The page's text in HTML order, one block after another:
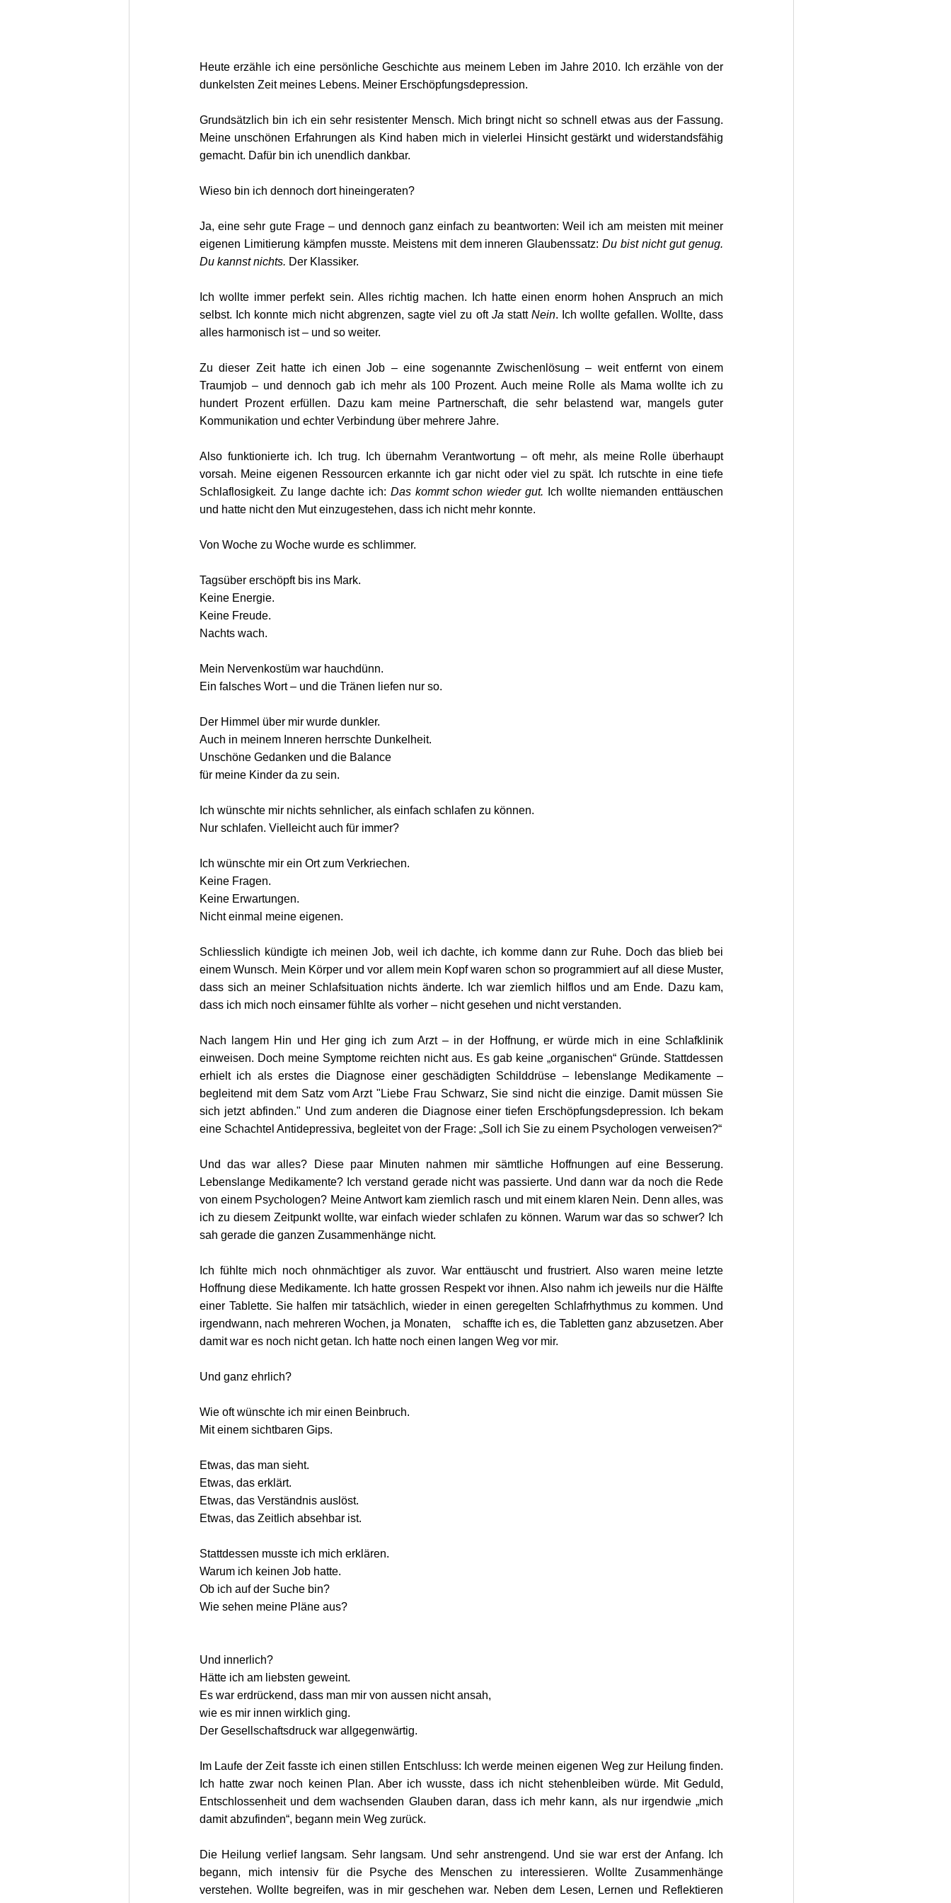
Heute erzähle ich eine persönliche Geschichte aus meinem Leben im Jahre 2010. Ich erzähle von der
dunkelsten Zeit meines Lebens. Meiner Erschöpfungsdepression.
Grundsätzlich bin ich ein sehr resistenter Mensch. Mich bringt nicht so schnell etwas aus der Fassung.
Meine unschönen Erfahrungen als Kind haben mich in vielerlei Hinsicht gestärkt und widerstandsfähig
gemacht. Dafür bin ich unendlich dankbar.
Wieso bin ich dennoch dort hineingeraten?
Ja, eine sehr gute Frage – und dennoch ganz einfach zu beantworten: Weil ich am meisten mit meiner
eigenen Limitierung kämpfen musste. Meistens mit dem inneren Glaubenssatz: Du bist nicht gut genug.
Du kannst nichts. Der Klassiker.
Ich wollte immer perfekt sein. Alles richtig machen. Ich hatte einen enorm hohen Anspruch an mich
selbst. Ich konnte mich nicht abgrenzen, sagte viel zu oft Ja statt Nein. Ich wollte gefallen. Wollte, dass
alles harmonisch ist – und so weiter.
Zu dieser Zeit hatte ich einen Job – eine sogenannte Zwischenlösung – weit entfernt von einem
Traumjob – und dennoch gab ich mehr als 100 Prozent. Auch meine Rolle als Mama wollte ich zu
hundert Prozent erfüllen. Dazu kam meine Partnerschaft, die sehr belastend war, mangels guter
Kommunikation und echter Verbindung über mehrere Jahre.
Also funktionierte ich. Ich trug. Ich übernahm Verantwortung – oft mehr, als meine Rolle überhaupt
vorsah. Meine eigenen Ressourcen erkannte ich gar nicht oder viel zu spät. Ich rutschte in eine tiefe
Schlaflosigkeit. Zu lange dachte ich: Das kommt schon wieder gut. Ich wollte niemanden enttäuschen
und hatte nicht den Mut einzugestehen, dass ich nicht mehr konnte.
Von Woche zu Woche wurde es schlimmer.
Tagsüber erschöpft bis ins Mark.
Keine Energie.
Keine Freude.
Nachts wach.
Mein Nervenkostüm war hauchdünn.
Ein falsches Wort – und die Tränen liefen nur so.
Der Himmel über mir wurde dunkler.
Auch in meinem Inneren herrschte Dunkelheit.
Unschöne Gedanken und die Balance
für meine Kinder da zu sein.
Ich wünschte mir nichts sehnlicher, als einfach schlafen zu können.
Nur schlafen. Vielleicht auch für immer?
Ich wünschte mir ein Ort zum Verkriechen.
Keine Fragen.
Keine Erwartungen.
Nicht einmal meine eigenen.
Schliesslich kündigte ich meinen Job, weil ich dachte, ich komme dann zur Ruhe. Doch das blieb bei
einem Wunsch. Mein Körper und vor allem mein Kopf waren schon so programmiert auf all diese Muster,
dass sich an meiner Schlafsituation nichts änderte. Ich war ziemlich hilflos und am Ende. Dazu kam,
dass ich mich noch einsamer fühlte als vorher – nicht gesehen und nicht verstanden.
Nach langem Hin und Her ging ich zum Arzt – in der Hoffnung, er würde mich in eine Schlafklinik
einweisen. Doch meine Symptome reichten nicht aus. Es gab keine „organischen“ Gründe. Stattdessen
erhielt ich als erstes die Diagnose einer geschädigten Schilddrüse – lebenslange Medikamente –
begleitend mit dem Satz vom Arzt "Liebe Frau Schwarz, Sie sind nicht die einzige. Damit müssen Sie
sich jetzt abfinden." Und zum anderen die Diagnose einer tiefen Erschöpfungsdepression. Ich bekam
eine Schachtel Antidepressiva, begleitet von der Frage: „Soll ich Sie zu einem Psychologen verweisen?“
Und das war alles? Diese paar Minuten nahmen mir sämtliche Hoffnungen auf eine Besserung.
Lebenslange Medikamente? Ich verstand gerade nicht was passierte. Und dann war da noch die Rede
von einem Psychologen? Meine Antwort kam ziemlich rasch und mit einem klaren Nein. Denn alles, was
ich zu diesem Zeitpunkt wollte, war einfach wieder schlafen zu können. Warum war das so schwer? Ich
sah gerade die ganzen Zusammenhänge nicht.
Ich fühlte mich noch ohnmächtiger als zuvor. War enttäuscht und frustriert. Also waren meine letzte
Hoffnung diese Medikamente. Ich hatte grossen Respekt vor ihnen. Also nahm ich jeweils nur die Hälfte
einer Tablette. Sie halfen mir tatsächlich, wieder in einen geregelten Schlafrhythmus zu kommen. Und
irgendwann, nach mehreren Wochen, ja Monaten,    schaffte ich es, die Tabletten ganz abzusetzen. Aber
damit war es noch nicht getan. Ich hatte noch einen langen Weg vor mir.
Und ganz ehrlich?
Wie oft wünschte ich mir einen Beinbruch.
Mit einem sichtbaren Gips.
Etwas, das man sieht.
Etwas, das erklärt.
Etwas, das Verständnis auslöst.
Etwas, das Zeitlich absehbar ist.
Stattdessen musste ich mich erklären.
Warum ich keinen Job hatte.
Ob ich auf der Suche bin?
Wie sehen meine Pläne aus?
Und innerlich?
Hätte ich am liebsten geweint.
Es war erdrückend, dass man mir von aussen nicht ansah,
wie es mir innen wirklich ging.
Der Gesellschaftsdruck war allgegenwärtig.
Im Laufe der Zeit fasste ich einen stillen Entschluss: Ich werde meinen eigenen Weg zur Heilung finden.
Ich hatte zwar noch keinen Plan. Aber ich wusste, dass ich nicht stehenbleiben würde. Mit Geduld,
Entschlossenheit und dem wachsenden Glauben daran, dass ich mehr kann, als nur irgendwie „mich
damit abzufinden“, begann mein Weg zurück.
Die Heilung verlief langsam. Sehr langsam. Und sehr anstrengend. Und sie war erst der Anfang. Ich
begann, mich intensiv für die Psyche des Menschen zu interessieren. Wollte Zusammenhänge
verstehen. Wollte begreifen, was in mir geschehen war. Neben dem Lesen, Lernen und Reflektieren